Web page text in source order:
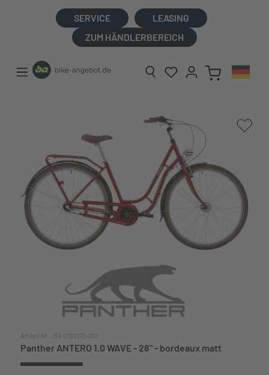
SERVICE
LEASING
ZUM HÄNDLERBEREICH
Artikel-Nr.: BA-0166176-001
Panther ANTERO 1.0 WAVE - 28" - bordeaux matt